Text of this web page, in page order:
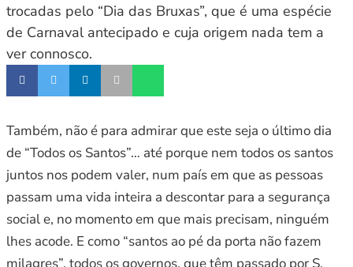
trocadas pelo “Dia das Bruxas”, que é uma espécie
de Carnaval antecipado e cuja origem nada tem a
ver connosco.
Também, não é para admirar que este seja o último dia
de “Todos os Santos”… até porque nem todos os santos
juntos nos podem valer, num país em que as pessoas
passam uma vida inteira a descontar para a segurança
social e, no momento em que mais precisam, ninguém
lhes acode. E como “santos ao pé da porta não fazem
milagres”, todos os governos, que têm passado por S.